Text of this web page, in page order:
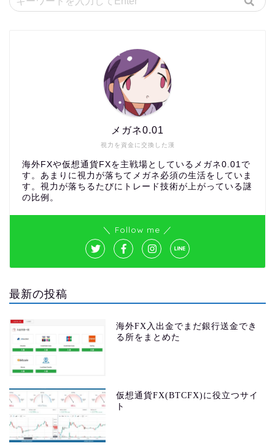
視力を資金に交換した漢
メガネ0.01
海外FXや仮想通貨FXを主戦場としているメガネ0.01で
す。あまりに視力が落ちてメガネ必須の生活をしていま
す。視力が落ちるたびにトレード技術が上がっている謎
の比例。
＼ Follow me ／
最新の投稿
海外FX入出金でまだ銀行送金でき
る所をまとめた
仮想通貨FX(BTCFX)に役立つサイ
ト